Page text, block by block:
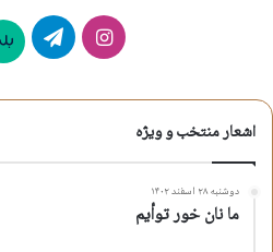
اینستاگرامتلگرام
اشعار منتخب و ویژه
دوشنبه ۲۸ اسفند ۱۴۰۲
ما نان خور توأیم